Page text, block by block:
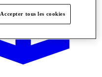
Accepter tous les cookies